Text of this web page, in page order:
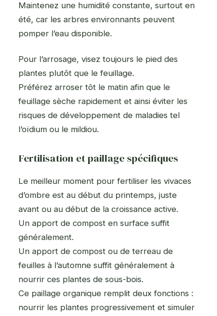
Maintenez une humidité constante, surtout en
été, car les arbres environnants peuvent
pomper l’eau disponible.
Pour l’arrosage, visez toujours le pied des
plantes plutôt que le feuillage.
Préférez arroser tôt le matin afin que le
feuillage sèche rapidement et ainsi éviter les
risques de développement de maladies tel
l’oïdium ou le mildiou.
Fertilisation et paillage spécifiques
Le meilleur moment pour fertiliser les vivaces
d’ombre est au début du printemps, juste
avant ou au début de la croissance active.
Un apport de compost en surface suffit
généralement.
Un apport de compost ou de terreau de
feuilles à l’automne suffit généralement à
nourrir ces plantes de sous-bois.
Ce paillage organique remplit deux fonctions :
nourrir les plantes progressivement et simuler